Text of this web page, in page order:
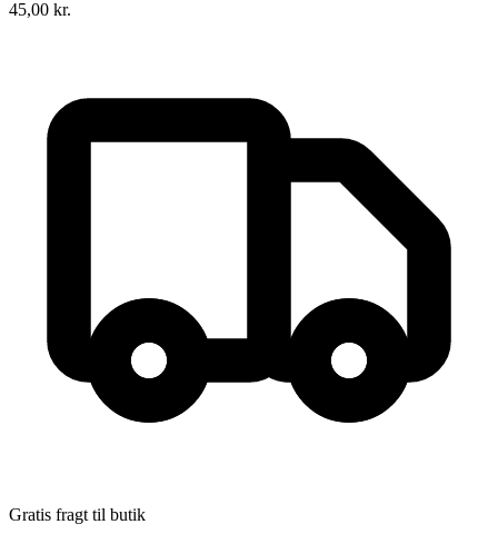
Mortens bagebog
Nomedica
Udgivet:
30. juni 2015
45,00 kr.
Gratis fragt til butik